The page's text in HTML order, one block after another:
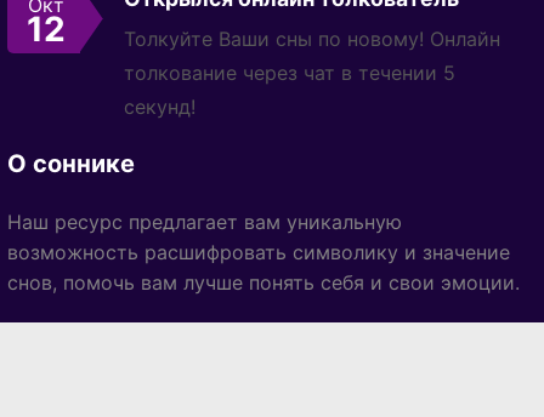
Окт
12
Толкуйте Ваши сны по новому! Онлайн
толкование через чат в течении 5
секунд!
О соннике
Наш ресурс предлагает вам уникальную
возможность расшифровать символику и значение
снов, помочь вам лучше понять себя и свои эмоции.